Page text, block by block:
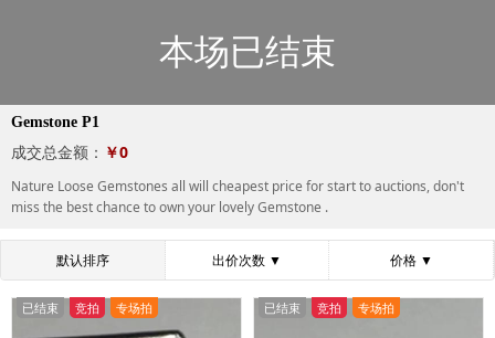
本场已结束
Gemstone P1
成交总金额： ￥0
Nature Loose Gemstones all will cheapest price for start to auctions, don't
miss the best chance to own your lovely Gemstone .
默认排序 出价次数 ▼ 价格 ▼
已结束 竞拍 专场拍 已结束 竞拍 专场拍